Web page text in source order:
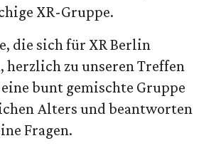
XR-Gruppe.
die sich für XR Berlin
herzlich zu unseren Treffen
bunt gemischte Gruppe
Alters und beantworten
Fragen.